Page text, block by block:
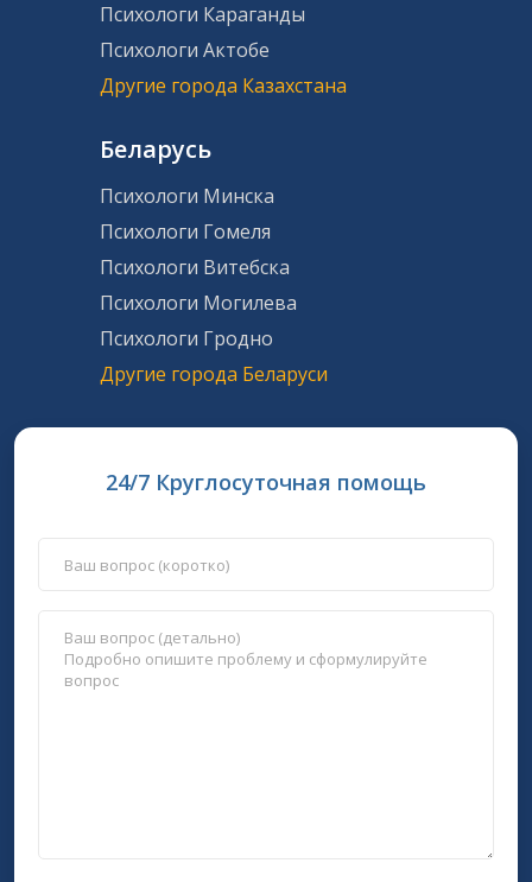
Психологи Караганды
Психологи Актобе
Другие города Казахстана
Беларусь
Психологи Минска
Психологи Гомеля
Психологи Витебска
Психологи Могилева
Психологи Гродно
Другие города Беларуси
24/7 Круглосуточная помощь